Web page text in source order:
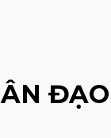
ĐẠO